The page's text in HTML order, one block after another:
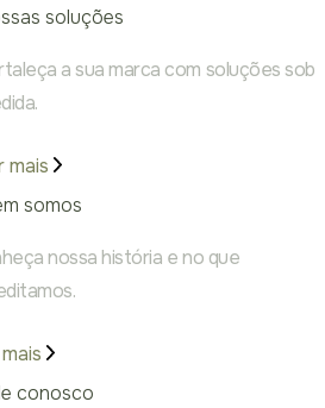
soluções
a sua marca com soluções sob
mais
somos
nossa história e no que
conosco